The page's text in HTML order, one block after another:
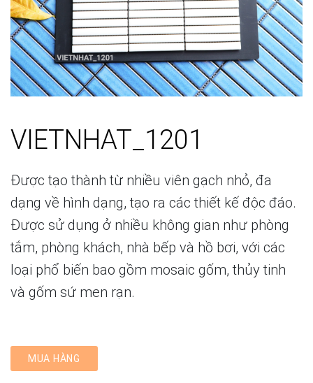
VIETNHAT_1201
Được tạo thành từ nhiều viên gạch nhỏ, đa
dạng về hình dạng, tạo ra các thiết kế độc đáo.
Được sử dụng ở nhiều không gian như phòng
tắm, phòng khách, nhà bếp và hồ bơi, với các
loại phổ biến bao gồm mosaic gốm, thủy tinh
và gốm sứ men rạn.
MUA HÀNG